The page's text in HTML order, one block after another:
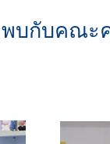
พบกับคณะค